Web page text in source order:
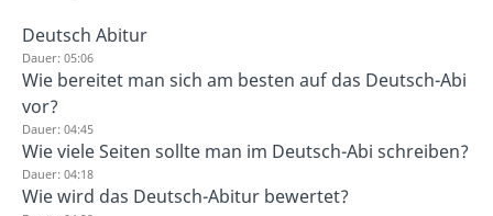
Deutsch Abitur
Dauer: 05:06
Wie bereitet man sich am besten auf das Deutsch-Abi
vor?
Dauer: 04:45
Wie viele Seiten sollte man im Deutsch-Abi schreiben?
Dauer: 04:18
Wie wird das Deutsch-Abitur bewertet?